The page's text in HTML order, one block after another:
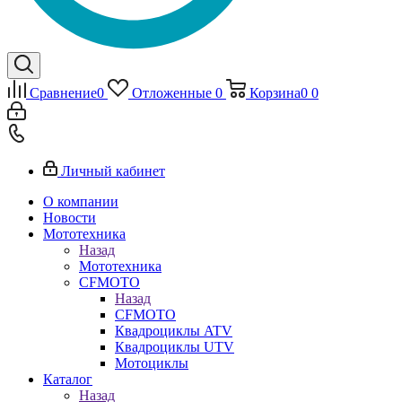
Сравнение0 Отложенные 0 Корзина0 0
Личный кабинет
О компании
Новости
Мототехника
Назад
Мототехника
CFMOTO
Назад
CFMOTO
Квадроциклы ATV
Квадроциклы UTV
Мотоциклы
Каталог
Назад